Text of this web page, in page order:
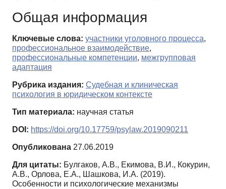
Общая информация
Ключевые слова: участники уголовного процесса,
профессиональное взаимодействие,
профессиональные компетенции, межгрупповая
адаптация
Рубрика издания: Судебная и клиническая
психология в юридическом контексте
Тип материала: научная статья
DOI: https://doi.org/10.17759/psylaw.2019090211
Опубликована 27.06.2019
Для цитаты: Булгаков, А.В., Екимова, В.И., Кокурин,
А.В., Орлова, Е.А., Шашкова, И.А. (2019).
Особенности и психологические механизмы